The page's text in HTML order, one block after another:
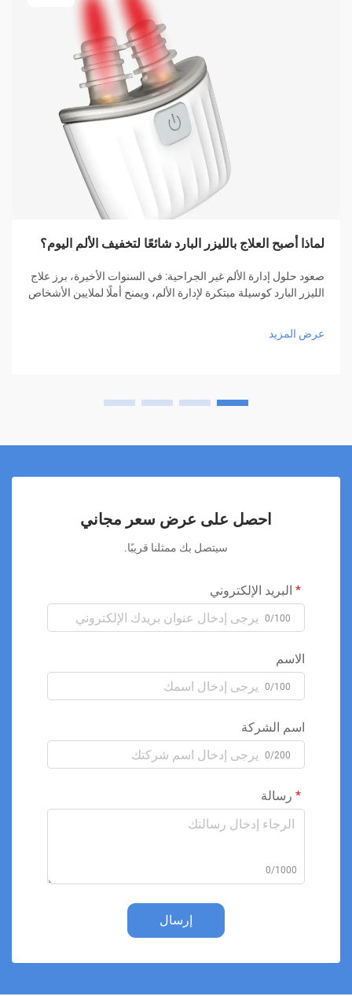
لماذا أصبح العلاج بالليزر البارد شائعًا لتخفيف الألم اليوم؟
صعود حلول إدارة الألم غير الجراحية: في السنوات الأخيرة، برز علاج
الليزر البارد كوسيلة مبتكرة لإدارة الألم، ويمنح أملًا لملايين الأشخاص
عرض المزيد
احصل على عرض سعر مجاني
سيتصل بك ممثلنا قريبًا.
البريد الإلكتروني
0/100
الاسم
0/100
اسم الشركة
0/200
رسالة
0/1000
إرسال